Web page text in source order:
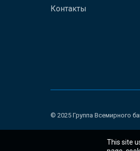
Контакты
© 2025 Группа Всемирного
This site